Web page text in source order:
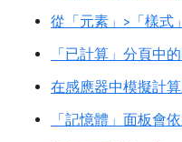
從「元素」>「樣式
「已計算」分頁中
在感應器中模擬計
「記憶體」面板會